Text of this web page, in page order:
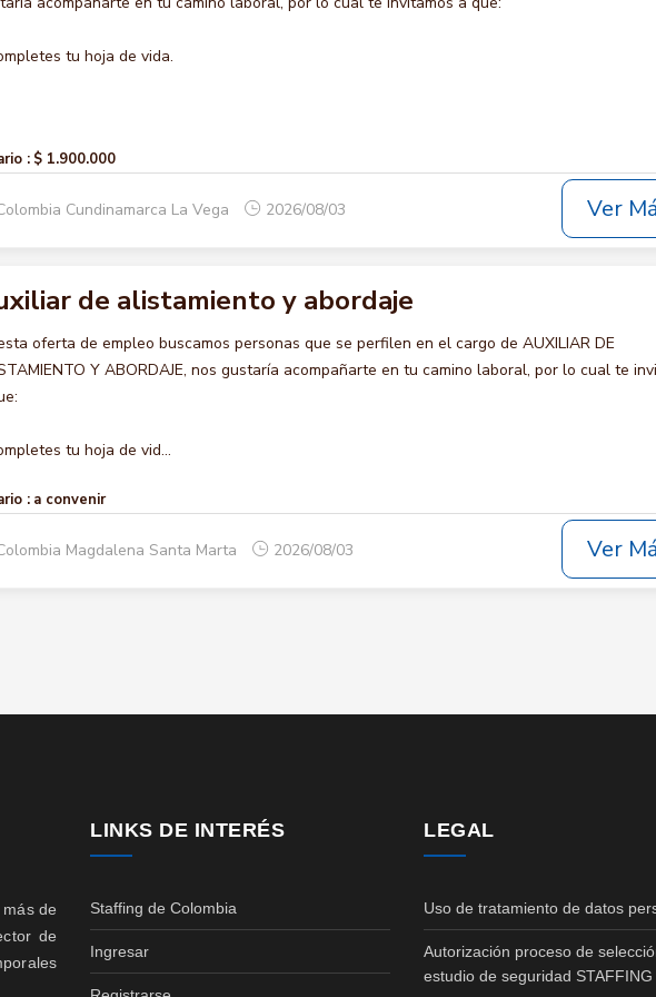
tu hoja de vida.
: $ 1.900.000
Cundinamarca La Vega 2026/08/03 Ver
de alistamiento y abordaje
oferta de empleo buscamos personas que se perfilen en el cargo de AUXILIAR DE
Y ABORDAJE, nos gustaría acompañarte en tu camino laboral, por lo cual te
tu hoja de vid...
: a convenir
Magdalena Santa Marta 2026/08/03 Ver
de
de
LINKS DE INTERÉS
Staffing de Colombia
Ingresar
LEGAL
Uso de tratamiento de datos
Autorización proceso de
estudio de seguridad STAFFING